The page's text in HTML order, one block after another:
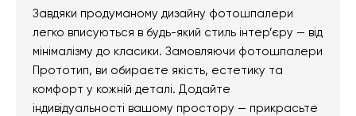
Завдяки продуманому дизайну фотошпалери
легко вписуються в будь-який стиль інтер’єру — від
мінімалізму до класики. Замовляючи фотошпалери
Прототип, ви обираєте якість, естетику та
комфорт у кожній деталі. Додайте
індивідуальності вашому простору — прикрасьте